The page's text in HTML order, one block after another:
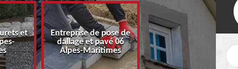
et
Entreprise de pose de
dallage et pavé 06
Alpes-Maritimes
Entretien de façade 06
Alpes-Maritimes